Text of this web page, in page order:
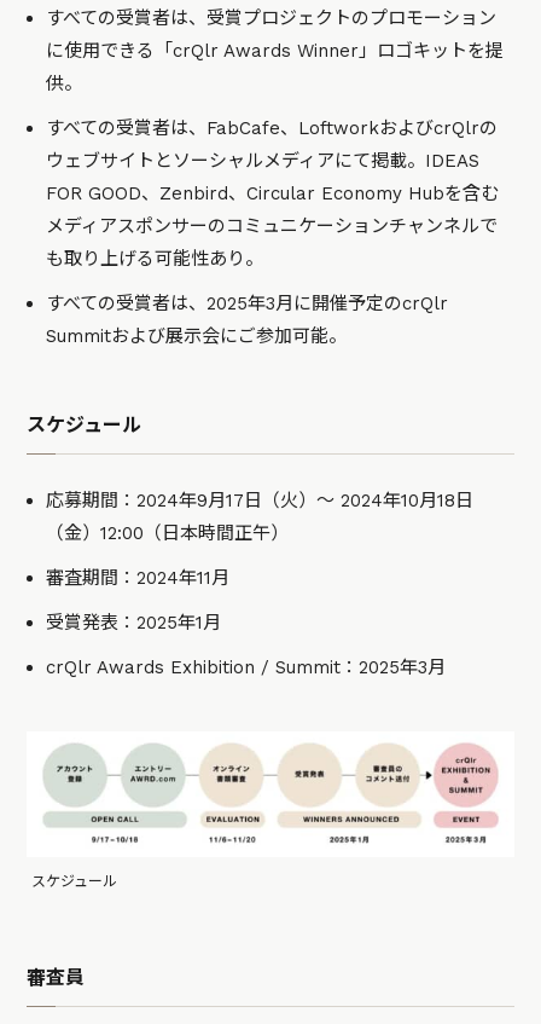
すべての受賞者は、受賞プロジェクトのプロモーション
に使用できる「crQlr Awards Winner」ロゴキットを提
供。
すべての受賞者は、FabCafe、LoftworkおよびcrQlrの
ウェブサイトとソーシャルメディアにて掲載。IDEAS
FOR GOOD、Zenbird、Circular Economy Hubを含む
メディアスポンサーのコミュニケーションチャンネルで
も取り上げる可能性あり。
すべての受賞者は、2025年3月に開催予定のcrQlr
Summitおよび展示会にご参加可能。
スケジュール
応募期間：2024年9月17日（火）～ 2024年10月18日
（金）12:00（日本時間正午）
審査期間：2024年11月
受賞発表：2025年1月
crQlr Awards Exhibition / Summit：2025年3月
スケジュール
審査員